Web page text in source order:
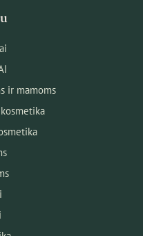
ir mamoms